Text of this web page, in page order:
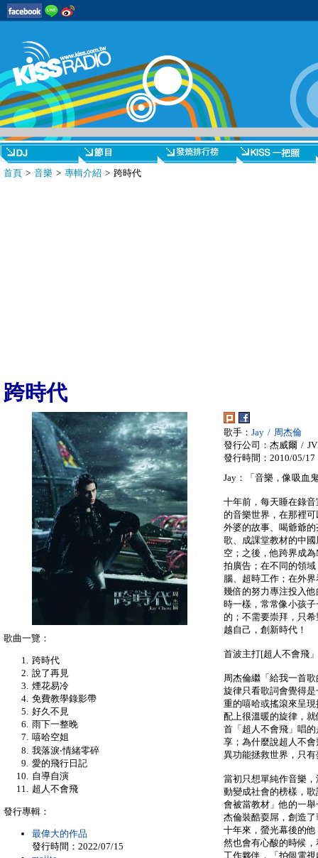
首頁 > 音樂 > 專輯介紹 > 跨時代
跨時代
歌手： Jay / 周杰倫
發行公司：杰威爾 /
發行時間：2010/05/17
Jay：「音樂，像吸血
十年前，每天睡在錄
的音樂世界，在那裡
外婆的故事、喝爺爺
歌、成課堂教材的中
空；之後，他跨界成
拍廣告；在不同的領
腦、超時工作；在外
幾倍的努力專注投入
時一樣，常常像小孩
的；不需要崇拜，只
越自己，創新時代！
首波主打[超人不會飛
周杰倫繼「給我一首
旋律只看歌詞會覺得
重的嘻哈或搖滾來呈
配上很溫暖的旋律，
首「超人不會飛」唱
享；為什麼說超人不
異功能拯救世界，只
當初只想單純作音樂
動變成社會的榜樣，
會被當教材」他的一
杰倫裝酷耍屌，創造
十年來，螢光幕後的
然也會有心酸的時候
工作夥伴，「拍個電
歌曲一覽：
跨時代
說了再見
煙花易冷
免費教學錄影帶
好久不見
雨下一整晚
嘻哈空姐
我落淚‧情緒零碎
愛的飛行日記
自導自演
超人不會飛
發行專輯：
最偉大的作品
發行時間：2022/07/15